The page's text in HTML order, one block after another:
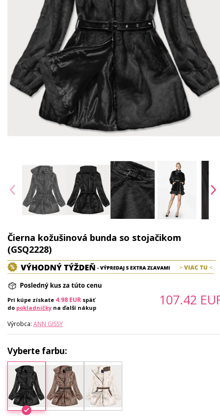
Čierna kožušinová bunda so stojačikom
(GSQ2228)
Pri kúpe získate 4.98 EUR späť
do pokladničky na ďalší nákup
Výrobca: ANN GISSY
107.42
Vyberte farbu: